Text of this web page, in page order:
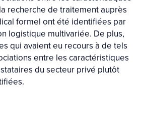
recherche de traitement auprès
formel ont été identifiées par
logistique multivariée. De plus,
qui avaient eu recours à de tels
entre les caractéristiques
du secteur privé plutôt